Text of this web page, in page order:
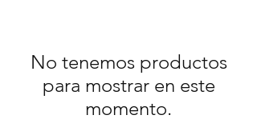
No tenemos productos
para mostrar en este
momento.